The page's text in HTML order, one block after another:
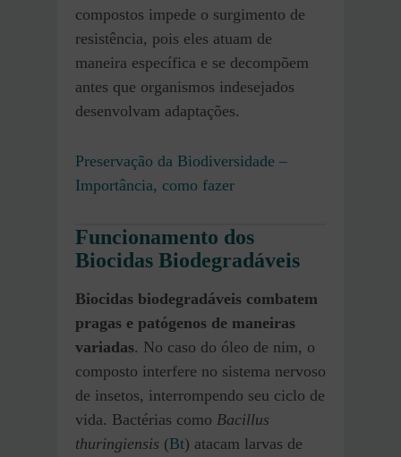
compostos impede o surgimento de
resistência, pois eles atuam de
maneira específica e se decompõem
antes que organismos indesejados
desenvolvam adaptações.
Preservação da Biodiversidade –
Importância, como fazer
Funcionamento dos
Biocidas Biodegradáveis
Biocidas biodegradáveis combatem
pragas e patógenos de maneiras
variadas. No caso do óleo de nim, o
composto interfere no sistema nervoso
de insetos, interrompendo seu ciclo de
vida. Bactérias como Bacillus
thuringiensis (Bt) atacam larvas de